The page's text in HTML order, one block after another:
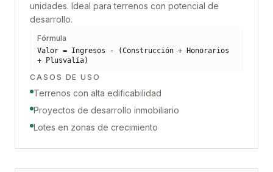
unidades. Ideal para terrenos con potencial de
desarrollo.
Fórmula
Valor = Ingresos - (Construcción + Honorarios
+ Plusvalía)
CASOS DE USO
Terrenos con alta edificabilidad
Proyectos de desarrollo inmobiliario
Lotes en zonas de crecimiento